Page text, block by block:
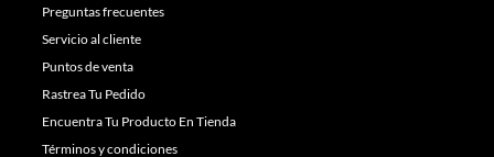
Preguntas frecuentes
Servicio al cliente
Puntos de venta
Rastrea Tu Pedido
Encuentra Tu Producto En Tienda
Términos y condiciones